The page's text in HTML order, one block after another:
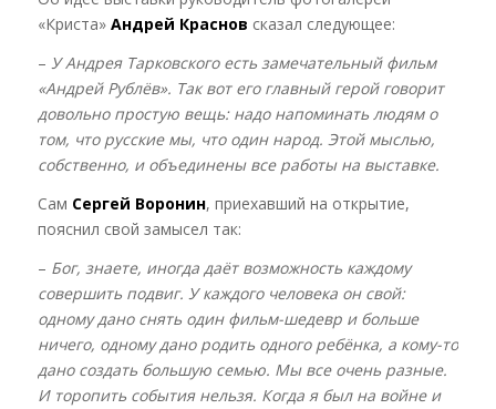
«Криста» Андрей Краснов сказал следующее:
– У Андрея Тарковского есть замечательный фильм
«Андрей Рублёв». Так вот его главный герой говорит
довольно простую вещь: надо напоминать людям о
том, что русские мы, что один народ. Этой мыслью,
собственно, и объединены все работы на выставке.
Сам Сергей Воронин, приехавший на открытие,
пояснил свой замысел так:
– Бог, знаете, иногда даёт возможность каждому
совершить подвиг. У каждого человека он свой:
одному дано снять один фильм-шедевр и больше
ничего, одному дано родить одного ребёнка, а кому-то
дано создать большую семью. Мы все очень разные.
И торопить события нельзя. Когда я был на войне и